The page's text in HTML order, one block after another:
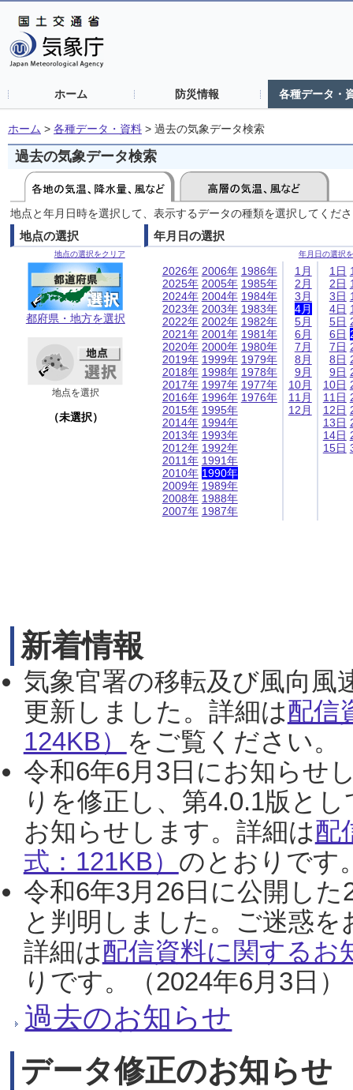
ホーム 防災情報 各種データ・
ホーム > 各種データ・資料 > 過去の気象データ検索
過去の気象データ検索
地点と年月日時を選択して、表示するデータの種類を選択してくだ
地点の選択
地点の選択をクリア
都府県・地方を選択
地点を選択
（未選択）
年月日の選択
年月日の選択
2026年
2025年
2024年
2023年
2022年
2021年
2020年
2019年
2018年
2017年
2016年
2015年
2014年
2013年
2012年
2011年
2010年
2009年
2008年
2007年
2006年
2005年
2004年
2003年
2002年
2001年
2000年
1999年
1998年
1997年
1996年
1995年
1994年
1993年
1992年
1991年
1990年
1989年
1988年
1987年
1986年
1985年
1984年
1983年
1982年
1981年
1980年
1979年
1978年
1977年
1976年
1月
2月
3月
4月
5月
6月
7月
8月
9月
10月
11月
12月
1日
2日
3日
4日
5日
6日
7日
8日
9日
10日
11日
12日
13日
14日
15日
新着情報
気象官署の移転及び風向風
更新しました。詳細は配信
124KB） をご覧ください。
令和6年6月3日にお知らせ
りを修正し、第4.0.1版と
お知らせします。詳細は配
式：121KB） のとおりです
令和6年3月26日に公開し
と判明しました。ご迷惑
詳細は配信資料に関するお
りです。（2024年6月3日）
過去のお知らせ
データ修正のお知らせ